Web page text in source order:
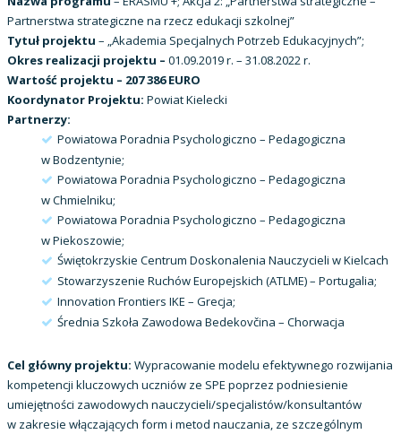
Partnerstwa strategiczne na rzecz edukacji szkolnej”
Tytuł projektu – „Akademia Specjalnych Potrzeb Edukacyjnych”;
Okres realizacji projektu – 01.09.2019 r. – 31.08.2022 r.
Wartość projektu – 207 386 EURO
Koordynator Projektu: Powiat Kielecki
Partnerzy:
Powiatowa Poradnia Psychologiczno – Pedagogiczna
w Bodzentynie;
Powiatowa Poradnia Psychologiczno – Pedagogiczna
w Chmielniku;
Powiatowa Poradnia Psychologiczno – Pedagogiczna
w Piekoszowie;
Świętokrzyskie Centrum Doskonalenia Nauczycieli w Kielcach
Stowarzyszenie Ruchów Europejskich (ATLME) – Portugalia;
Innovation Frontiers IKE – Grecja;
Średnia Szkoła Zawodowa Bedekovčina – Chorwacja
Cel główny projektu: Wypracowanie modelu efektywnego rozwijania
kompetencji kluczowych uczniów ze SPE poprzez podniesienie
umiejętności zawodowych nauczycieli/specjalistów/konsultantów
w zakresie włączających form i metod nauczania, ze szczególnym